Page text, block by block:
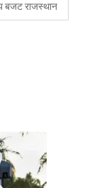
बजट राजस्थान